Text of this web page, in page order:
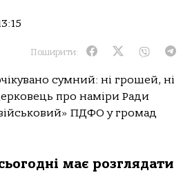
Поширити:
має розглядати